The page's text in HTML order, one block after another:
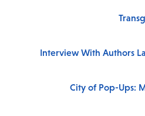
Interview With Authors
City of Pop-Ups: